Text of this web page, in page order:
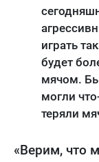
играть
будет
мячом.
могли
теряли
«Верим, что